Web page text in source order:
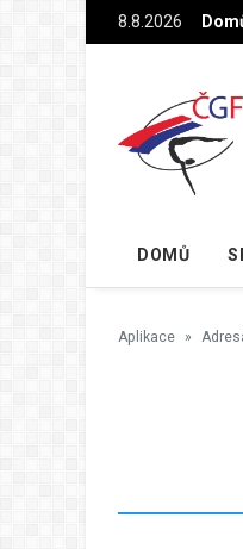
Na hlavní obsah8.8.2026
DOMŮ
Aplikace